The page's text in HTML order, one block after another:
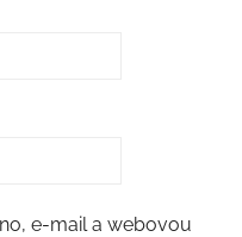
e-mail a webovou